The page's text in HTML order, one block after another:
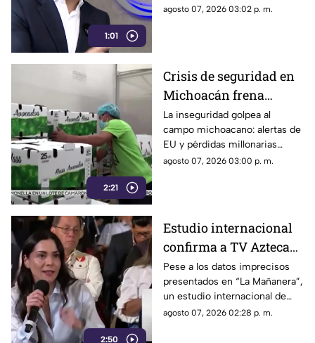
1:01
medio del debate político
agosto 07, 2026 03:02 p. m.
2:21
Crisis de seguridad en
Michoacán frena
exportación de
aguacate y deja
pérdidas millonarias
La inseguridad golpea al
campo michoacano: alertas de
EU y pérdidas millonarias
afectan la exportación de
agosto 07, 2026 03:00 p. m.
2:50
Estudio internacional
confirma a TV Azteca
como el medio líder en
credibilidad y alcance
Pese a los datos imprecisos
presentados en “La Mañanera”,
un estudio internacional de
Reuters confirma que TV
agosto 07, 2026 02:28 p. m.